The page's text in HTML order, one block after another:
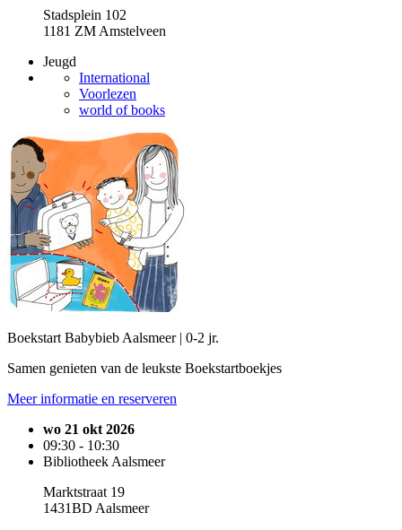
Stadsplein 102
1181 ZM Amstelveen
Jeugd
International
Voorlezen
world of books
Boekstart Babybieb Aalsmeer | 0-2 jr.
Samen genieten van de leukste Boekstartboekjes
Meer informatie en reserveren
wo 21 okt 2026
09:30 - 10:30
Bibliotheek Aalsmeer
Marktstraat 19
1431BD Aalsmeer